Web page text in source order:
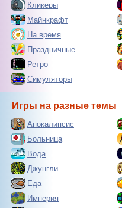
Кликеры
Майнкрафт
На время
Праздничные
Ретро
Симуляторы
Игры на разные темы
Апокалипсис
Больница
Вода
Джунгли
Еда
Империя